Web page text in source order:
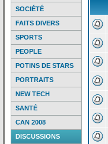
SOCIÉTÉ
FAITS DIVERS
SPORTS
PEOPLE
POTINS DE STARS
PORTRAITS
NEW TECH
SANTÉ
CAN 2008
DISCUSSIONS